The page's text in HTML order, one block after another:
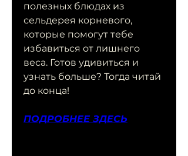
полезных блюдах из
сельдерея корневого,
которые помогут тебе
избавиться от лишнего
веса. Готов удивиться и
узнать больше? Тогда читай
до конца!
ПОДРОБНЕЕ ЗДЕСЬ